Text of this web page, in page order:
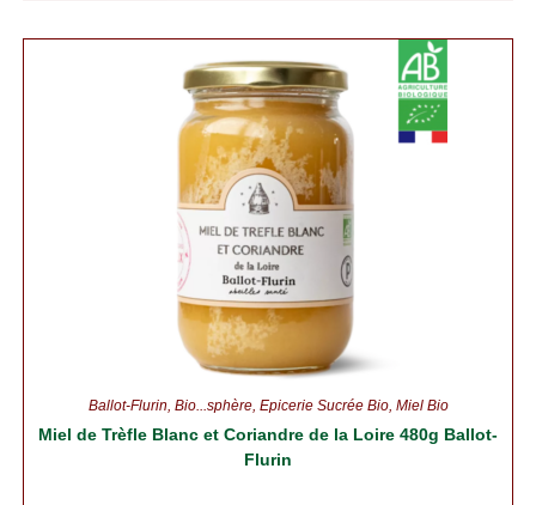
Ballot-Flurin, Bio...sphère, Épicerie Sucrée Bio, Miel Bio
Miel de Trèfle Blanc et Coriandre de la Loire 480g Ballot-
Flurin